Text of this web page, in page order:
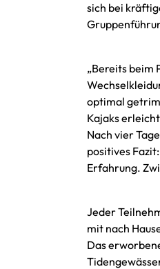
sich bei
„Bereits beim
optimal
Kajaks
Nach vier
positives
Erfahrung.
Jeder
mit nach
Das